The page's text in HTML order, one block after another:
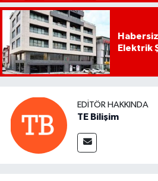
Elektrik
EDITÖR HAKKINDA
TE Bilişim